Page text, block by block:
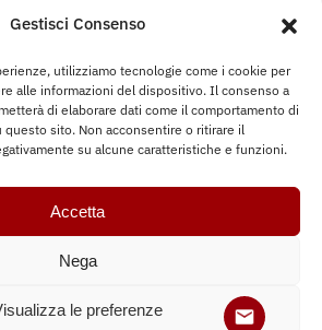
Gestisci Consenso
utilizziamo tecnologie come i cookie per
alle informazioni del dispositivo. Il consenso a
di elaborare dati come il comportamento di
questo sito. Non acconsentire o ritirare il
su alcune caratteristiche e funzioni.
Accetta
Nega
le preferenze
iborghiditalia.com. All rights reserved.